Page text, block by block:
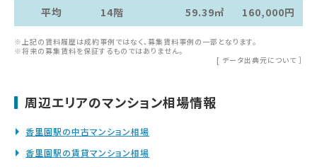
平均
14階 59.39㎡ 160,000円
※上記の賃料履歴は成約事例ではなく、募集賃料事例の一部となります。
※将来の募集賃料を保証するものではありません。
[ データ出典元について ］
周辺エリアのマンション相場情報
香里園駅の中古マンション相場
香里園駅の賃貸マンション相場